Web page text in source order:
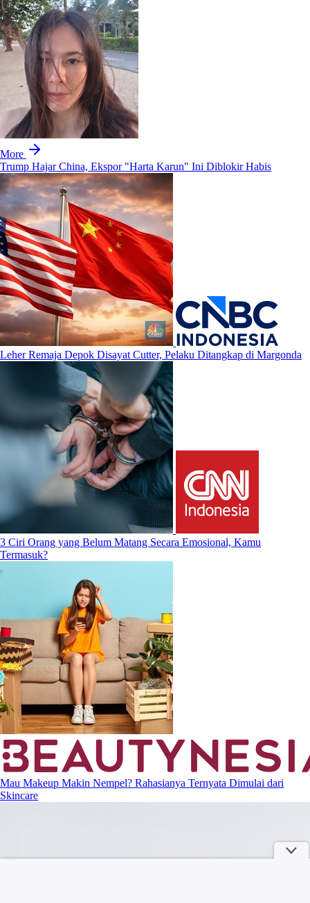
More
Trump Hajar China, Ekspor "Harta Karun" Ini Diblokir Habis
Leher Remaja Depok Disayat Cutter, Pelaku Ditangkap di Margonda
3 Ciri Orang yang Belum Matang Secara Emosional, Kamu
Termasuk?
Mau Makeup Makin Nempel? Rahasianya Ternyata Dimulai dari
Skincare